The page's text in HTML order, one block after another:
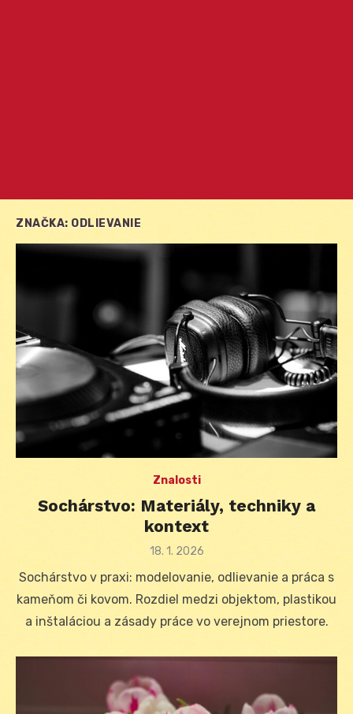
ZNAČKA: ODLIEVANIE
Znalosti
Sochárstvo: Materiály, techniky a
kontext
Posted
18. 1. 2026
Sochárstvo v praxi: modelovanie, odlievanie a práca s
kameňom či kovom. Rozdiel medzi objektom, plastikou
a inštaláciou a zásady práce vo verejnom priestore.